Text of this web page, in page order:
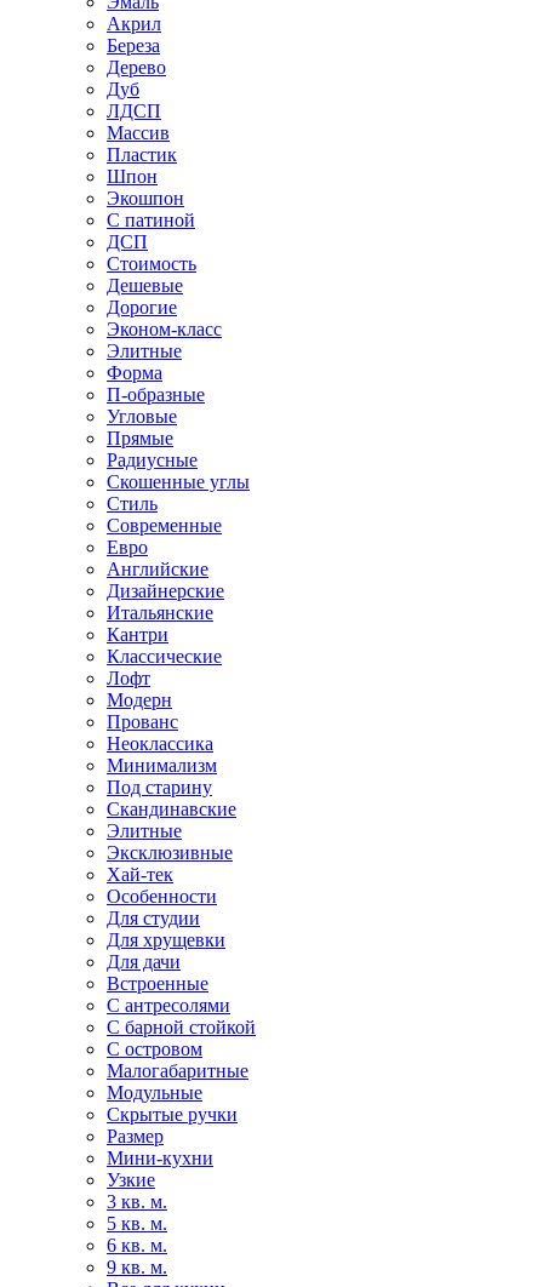
Акрил
Береза
Дерево
Дуб
ЛДСП
Массив
Пластик
Шпон
Экошпон
С патиной
ДСП
Стоимость
Дешевые
Дорогие
Эконом-класс
Элитные
Форма
П-образные
Угловые
Прямые
Радиусные
Скошенные углы
Стиль
Современные
Евро
Английские
Дизайнерские
Итальянские
Кантри
Классические
Лофт
Модерн
Прованс
Неоклассика
Минимализм
Под старину
Скандинавские
Элитные
Эксклюзивные
Хай-тек
Особенности
Для студии
Для хрущевки
Для дачи
Встроенные
С антресолями
С барной стойкой
С островом
Малогабаритные
Модульные
Скрытые ручки
Размер
Мини-кухни
Узкие
3 кв. м.
5 кв. м.
6 кв. м.
9 кв. м.